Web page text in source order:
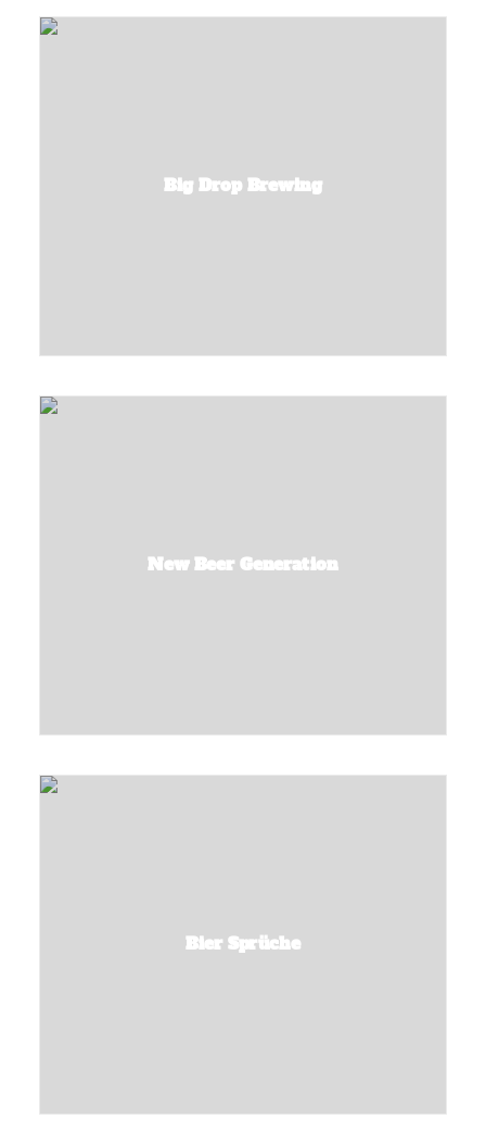
Big Drop Brewing
New Beer Generation
Bier Sprüche